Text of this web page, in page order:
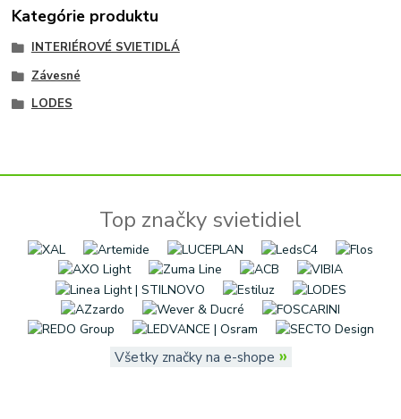
Kategórie produktu
INTERIÉROVÉ SVIETIDLÁ
Závesné
LODES
Top značky svietidiel
Všetky značky na e-shope »